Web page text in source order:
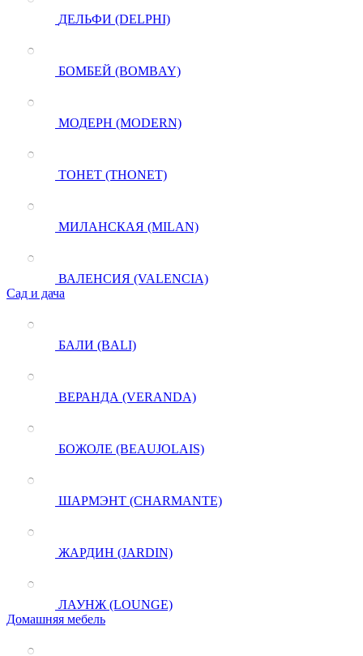
ДЕЛЬФИ (DELPHI)
БОМБЕЙ (BOMBAY)
МОДЕРН (MODERN)
ТОНЕТ (THONET)
МИЛАНСКАЯ (MILAN)
ВАЛЕНСИЯ (VALENCIA)
Сад и дача
БАЛИ (BALI)
ВЕРАНДА (VERANDA)
БОЖОЛЕ (BEAUJOLAIS)
ШАРМЭНТ (CHARMANTE)
ЖАРДИН (JARDIN)
ЛАУНЖ (LOUNGE)
Домашняя мебель